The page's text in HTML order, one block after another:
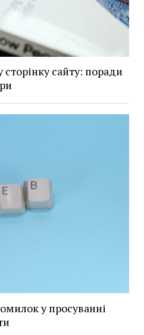
сайту: поради
у просуванні